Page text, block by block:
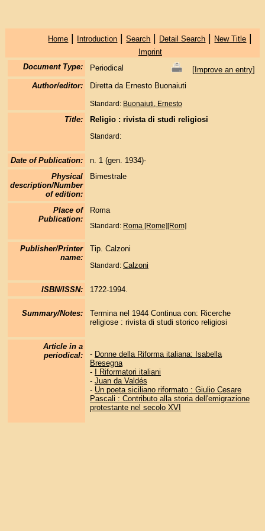
Home | Introduction |Search | Detail Search | New Title |
Imprint
Document Type:
Periodical [Improve an entry]
Author/editor:
Diretta da Ernesto Buonaiuti
Standard: Buonaiuti, Ernesto
Title: Religio : rivista di studi religiosi
Standard:
Date of Publication:
n. 1 (gen. 1934)-
Physical
description/Number
of edition:
Bimestrale
Place of
Publication:
Roma
Standard: Roma [Rome][Rom]
Publisher/Printer
name:
Tip. Calzoni
Standard: Calzoni
ISBN/ISSN: 1722-1994.
Summary/Notes:
Termina nel 1944 Continua con: Ricerche
religiose : rivista di studi storico religiosi
Article in a
periodical:
- Donne della Riforma italiana: Isabella
Bresegna
-
I Riformatori italiani
- Juan da Valdés
- Un poeta siciliano riformato : Giulio Cesare
Pascali : Contributo alla storia dell'emigrazione
protestante nel secolo XVI